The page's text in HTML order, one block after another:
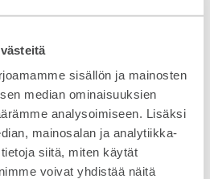
sisällön ja mainosten
median ominaisuuksien
analysoimiseen. Lisäksi
mainosalan ja analytiikka-
siitä, miten käytät
voivat yhdistää näitä